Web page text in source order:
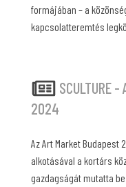
formájában – a
kapcsolatteremtés
SCULTURE -
2024
Az Art Market Budapest
alkotásával a kortárs
gazdagságát mutatta be.